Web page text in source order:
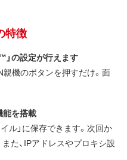
特徴
の設定が行えます
機のボタンを押すだけ。面
能を搭載
ル」に保存できます。次回か
た、IPアドレスやプロキシ設